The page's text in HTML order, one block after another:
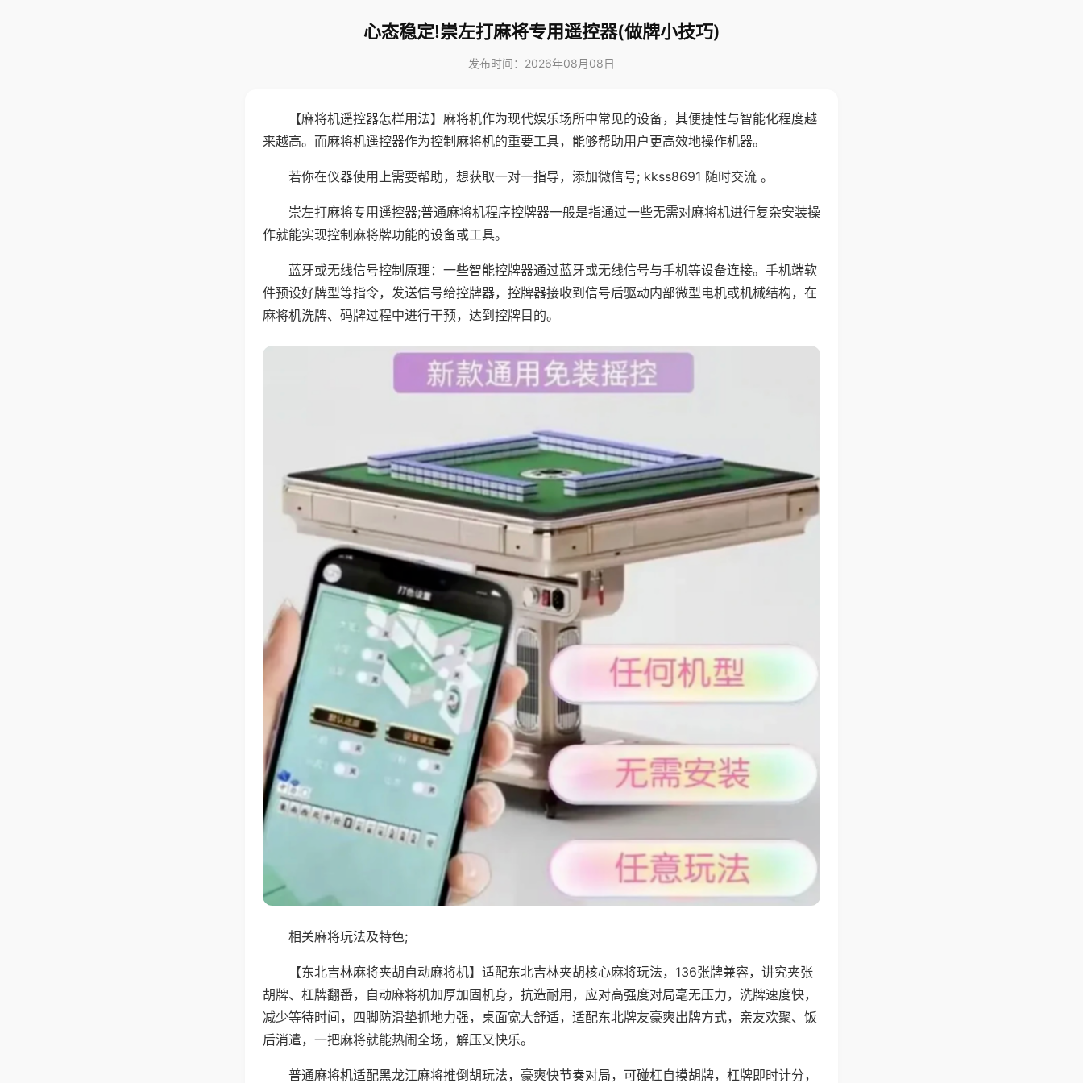
心态稳定!崇左打麻将专用遥控器(做牌小技巧)
发布时间：2026年08月08日
【麻将机遥控器怎样用法】麻将机作为现代娱乐场所中常见的设备，其便捷性与智能化程度越
来越高。而麻将机遥控器作为控制麻将机的重要工具，能够帮助用户更高效地操作机器。
若你在仪器使用上需要帮助，想获取一对一指导，添加微信号; kkss8691 随时交流 。
崇左打麻将专用遥控器;普通麻将机程序控牌器一般是指通过一些无需对麻将机进行复杂安装操
作就能实现控制麻将牌功能的设备或工具。
蓝牙或无线信号控制原理：一些智能控牌器通过蓝牙或无线信号与手机等设备连接。手机端软
件预设好牌型等指令，发送信号给控牌器，控牌器接收到信号后驱动内部微型电机或机械结构，在
麻将机洗牌、码牌过程中进行干预，达到控牌目的。
相关麻将玩法及特色;
【东北吉林麻将夹胡自动麻将机】适配东北吉林夹胡核心麻将玩法，136张牌兼容，讲究夹张
胡牌、杠牌翻番，自动麻将机加厚加固机身，抗造耐用，应对高强度对局毫无压力，洗牌速度快，
减少等待时间，四脚防滑垫抓地力强，桌面宽大舒适，适配东北牌友豪爽出牌方式，亲友欢聚、饭
后消遣，一把麻将就能热闹全场，解压又快乐。
普通麻将机适配黑龙江麻将推倒胡玩法，豪爽快节奏对局，可碰杠自摸胡牌，杠牌即时计分，